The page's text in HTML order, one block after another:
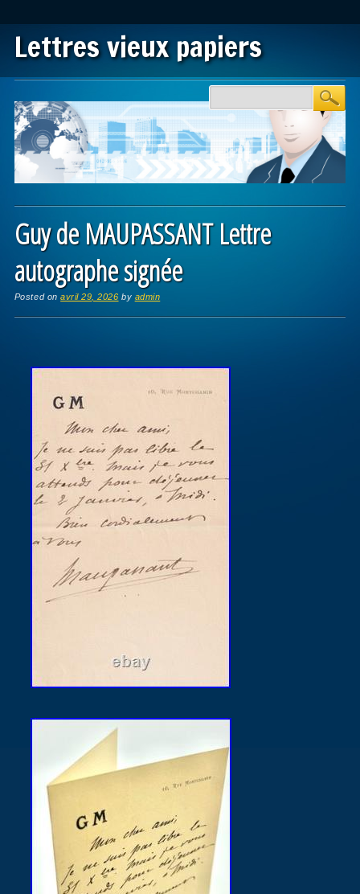
Lettres vieux papiers
Main menu
Guy de MAUPASSANT Lettre
autographe signée
Posted onavril 29, 2026 by admin